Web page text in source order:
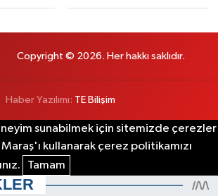
Copyright © 2026. Her hakkı saklıdır.
Haber Yazılımı: TE Bilişim
sunabilmek için sitemizde çerezler
kullanarak çerez politikamızı
Tamam